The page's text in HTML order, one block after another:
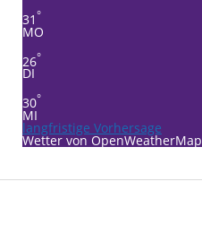
31 °
MO
26°
DI
30°
MI
langfristige Vorhersage
Wetter von OpenWeatherMap